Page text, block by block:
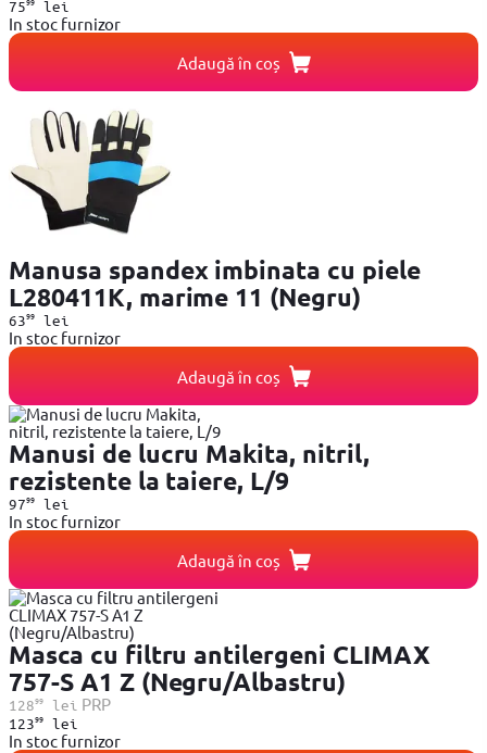
75 lei
In stoc furnizor
Adaugă în coș
Manusa spandex imbinata cu piele
L280411K, marime 11 (Negru)
6399lei
In stoc furnizor
Adaugă în coș
Manusi de lucru Makita, nitril,
rezistente la taiere, L/9
9799lei
In stoc furnizor
Adaugă în coș
Masca cu filtru antilergeni CLIMAX
757-S A1 Z (Negru/Albastru)
12899lei PRP
12399lei
In stoc furnizor